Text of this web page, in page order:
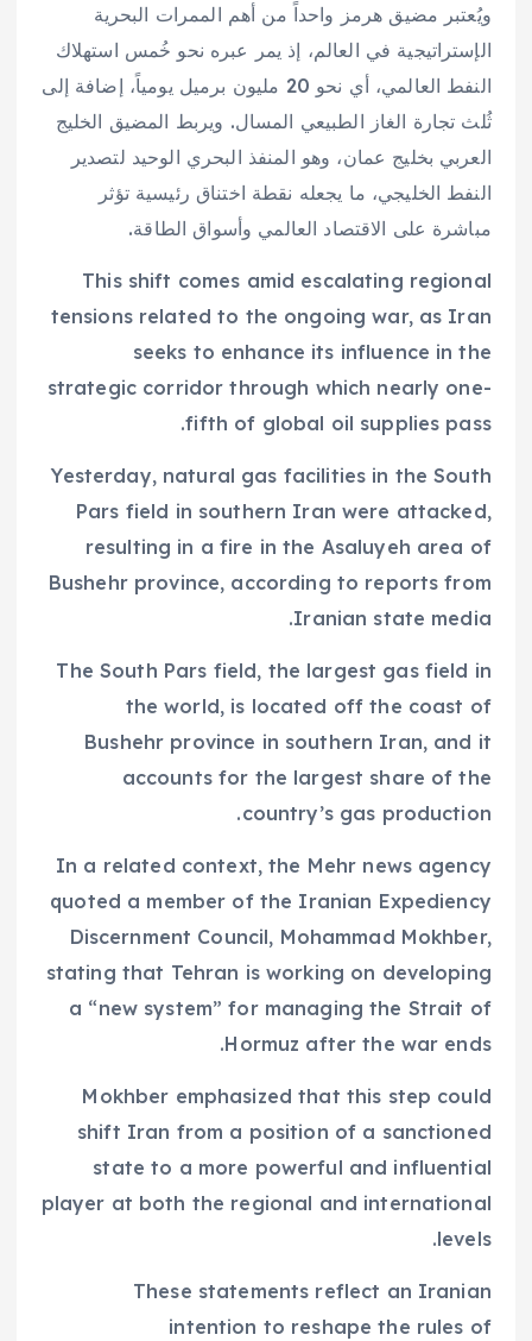
ويُعتبر مضيق هرمز واحداً من أهم الممرات البحرية
الإستراتيجية في العالم، إذ يمر عبره نحو خُمس استهلاك
النفط العالمي، أي نحو 20 مليون برميل يومياً، إضافة إلى
ثُلث تجارة الغاز الطبيعي المسال. ويربط المضيق الخليج
العربي بخليج عمان، وهو المنفذ البحري الوحيد لتصدير
النفط الخليجي، ما يجعله نقطة اختناق رئيسية تؤثر
مباشرة على الاقتصاد العالمي وأسواق الطاقة.
This shift comes amid escalating regional
tensions related to the ongoing war, as Iran
seeks to enhance its influence in the
strategic corridor through which nearly one-
fifth of global oil supplies pass.
Yesterday, natural gas facilities in the South
Pars field in southern Iran were attacked,
resulting in a fire in the Asaluyeh area of
Bushehr province, according to reports from
Iranian state media.
The South Pars field, the largest gas field in
the world, is located off the coast of
Bushehr province in southern Iran, and it
accounts for the largest share of the
country’s gas production.
In a related context, the Mehr news agency
quoted a member of the Iranian Expediency
Discernment Council, Mohammad Mokhber,
stating that Tehran is working on developing
a “new system” for managing the Strait of
Hormuz after the war ends.
Mokhber emphasized that this step could
shift Iran from a position of a sanctioned
state to a more powerful and influential
player at both the regional and international
levels.
These statements reflect an Iranian
intention to reshape the rules of